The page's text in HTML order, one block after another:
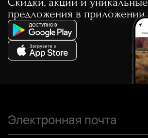
предложения в приложении